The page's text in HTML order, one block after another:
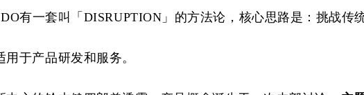
有一套叫「 DISRUPTION」的方法论，核心思路是 ：挑战传
用于产品研发和 服务。